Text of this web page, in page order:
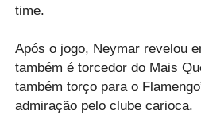
time.
Após o jogo, Neymar revelou
também é torcedor do Mais
também torço para o
admiração pelo clube carioca.